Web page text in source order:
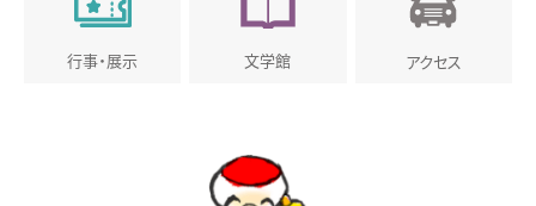
行事・展示 文学館 アクセス